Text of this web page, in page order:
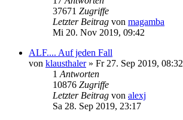
37671 Zugriffe
Letzter Beitrag von magamba
Mi 20. Nov 2019, 09:42
ALF.... Auf jeden Fall
von klausthaler» Fr 27. Sep 2019, 08:32
1 Antworten
10876 Zugriffe
Letzter Beitrag von alexj
Sa 28. Sep 2019, 23:17